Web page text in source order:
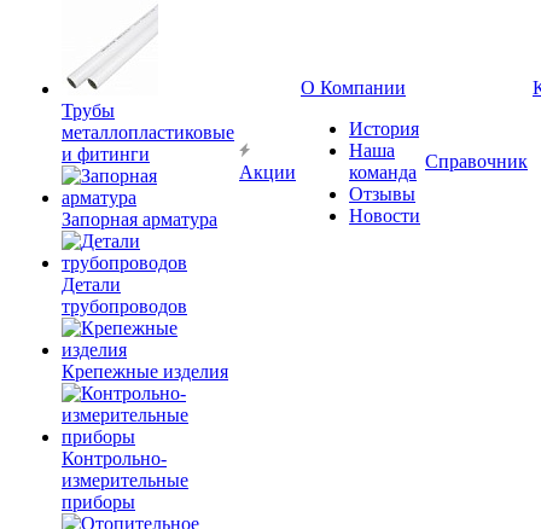
Трубы
металлопластиковые
и фитинги
Запорная арматура
Детали
трубопроводов
Крепежные изделия
Контрольно-
измерительные
приборы
Акции
О Компании
История
Наша
команда
Отзывы
Новости
Справочник